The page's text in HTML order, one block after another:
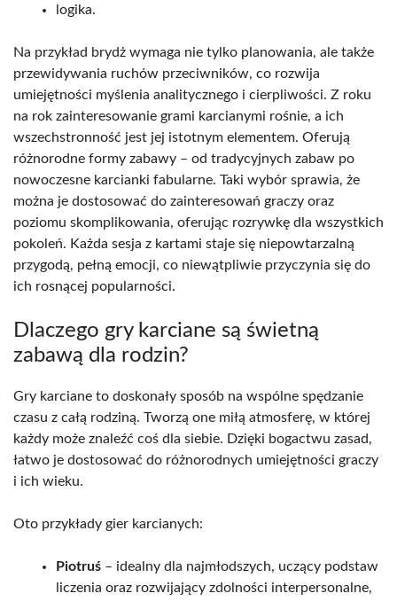
logika.
Na przykład brydż wymaga nie tylko planowania, ale także
przewidywania ruchów przeciwników, co rozwija
umiejętności myślenia analitycznego i cierpliwości. Z roku
na rok zainteresowanie grami karcianymi rośnie, a ich
wszechstronność jest jej istotnym elementem. Oferują
różnorodne formy zabawy – od tradycyjnych zabaw po
nowoczesne karcianki fabularne. Taki wybór sprawia, że
można je dostosować do zainteresowań graczy oraz
poziomu skomplikowania, oferując rozrywkę dla wszystkich
pokoleń. Każda sesja z kartami staje się niepowtarzalną
przygodą, pełną emocji, co niewątpliwie przyczynia się do
ich rosnącej popularności.
Dlaczego gry karciane są świetną
zabawą dla rodzin?
Gry karciane to doskonały sposób na wspólne spędzanie
czasu z całą rodziną. Tworzą one miłą atmosferę, w której
każdy może znaleźć coś dla siebie. Dzięki bogactwu zasad,
łatwo je dostosować do różnorodnych umiejętności graczy
i ich wieku.
Oto przykłady gier karcianych:
Piotruś – idealny dla najmłodszych, uczący podstaw
liczenia oraz rozwijający zdolności interpersonalne,